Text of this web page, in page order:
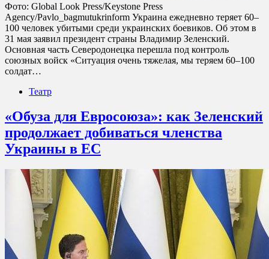
Фото: Global Look Press/Keystone Press
Agency/Pavlo_bagmutukrinform Украина ежедневно теряет 60–
100 человек убитыми среди украинских боевиков. Об этом в
31 мая заявил президент страны Владимир Зеленский.
Основная часть Северодонецка перешла под контроль
союзных войск «Ситуация очень тяжелая, мы теряем 60–100
солдат…
Театр
«Обуза для Евросоюза»: как Зеленский
продолжает добиваться членства
Украины в ЕС